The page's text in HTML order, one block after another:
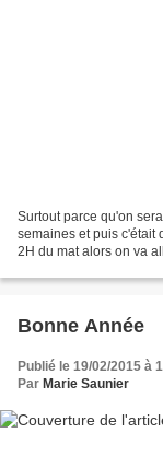
Surtout parce qu'on
semaines et puis c'était
2H du mat alors on va
Bonne Année
Publié le 19/02/2015 à
Par Marie Saunier